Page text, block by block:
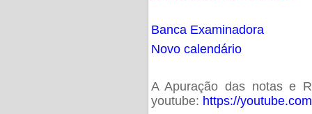
Banca Examinadora
Novo calendário
A Apuração das notas e
youtube: https://